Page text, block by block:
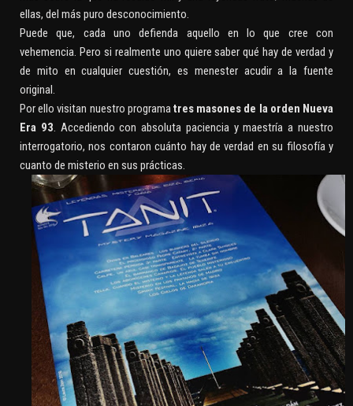
ellas, del más puro desconocimiento.
Puede que, cada uno defienda aquello en lo que cree con
vehemencia. Pero si realmente uno quiere saber qué hay de verdad y
de mito en cualquier cuestión, es menester acudir a la fuente
original.
Por ello visitan nuestro programatres masones de la orden Nueva
Era 93. Accediendo con absoluta paciencia y maestría a nuestro
interrogatorio, nos contaron cuánto hay de verdad en su filosofía y
cuanto de misterio en sus prácticas.